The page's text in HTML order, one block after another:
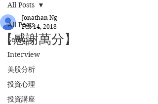
All Posts
Seminar
Interview
美股分析
投資心理
投資講座
All Posts
【感謝萬分】
Jonathan Ng
Feb 14, 2018